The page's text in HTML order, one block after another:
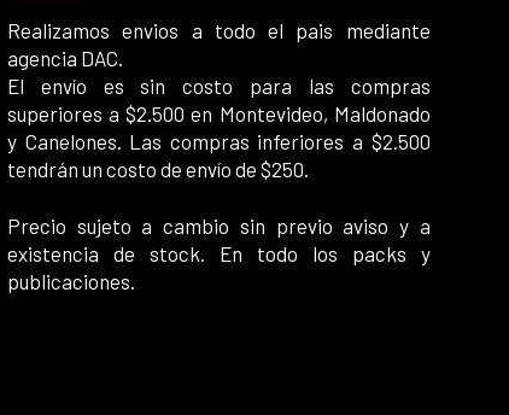
Realizamos envios a todo el pais mediante
agencia DAC.
El envío es sin costo para las compras
superiores a $2.500 en Montevideo, Maldonado
y Canelones. Las compras inferiores a $2.500
tendrán un costo de envío de $250.
Precio sujeto a cambio sin previo aviso y a
existencia de stock. En todo los packs y
publicaciones.